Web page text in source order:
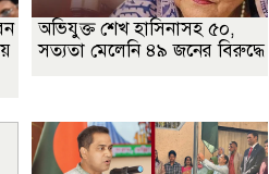
অভিযুক্ত শেখ হাসিনাসহ ৫০,
সত্যতা মেলেনি ৪৯ জনের বিরুদ্ধে